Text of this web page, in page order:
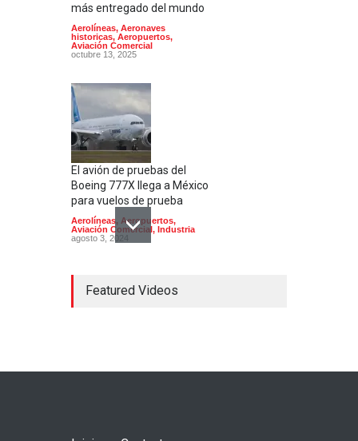
más entregado del mundo
Aerolíneas, Aeronaves
historicas, Aeropuertos,
Aviación Comercial
octubre 13, 2025
El avión de pruebas del
Boeing 777X llega a México
para vuelos de prueba
Aerolíneas, Aeropuertos,
Aviación Comercial, Industria
agosto 3, 2024
la producción del Global
octubre 24, 2024
Featured Videos